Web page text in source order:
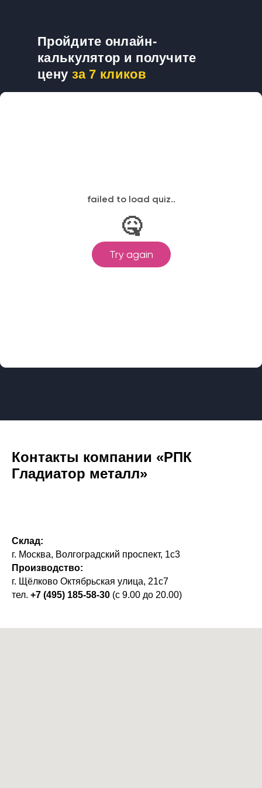
Пройдите онлайн-
калькулятор и получите
цену за 7 кликов
Контакты компании «РПК
Гладиатор металл»
Склад:
г. Москва, Волгоградский проспект, 1с3
Производство:
г. Щёлково Октябрьская улица, 21с7
тел. +7 (495) 185-58-30 (с 9.00 до 20.00)